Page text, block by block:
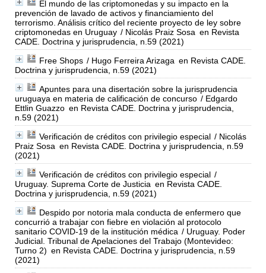
El mundo de las criptomonedas y su impacto en la
prevención de lavado de activos y financiamiento del
terrorismo. Análisis crítico del reciente proyecto de ley sobre
criptomonedas en Uruguay / Nicolás Praiz Sosa en Revista
CADE. Doctrina y jurisprudencia, n.59 (2021)
Free Shops / Hugo Ferreira Arizaga en Revista CADE.
Doctrina y jurisprudencia, n.59 (2021)
Apuntes para una disertación sobre la jurisprudencia
uruguaya en materia de calificación de concurso / Edgardo
Ettlin Guazzo en Revista CADE. Doctrina y jurisprudencia,
n.59 (2021)
Verificación de créditos con privilegio especial / Nicolás
Praiz Sosa en Revista CADE. Doctrina y jurisprudencia, n.59
(2021)
Verificación de créditos con privilegio especial /
Uruguay. Suprema Corte de Justicia en Revista CADE.
Doctrina y jurisprudencia, n.59 (2021)
Despido por notoria mala conducta de enfermero que
concurrió a trabajar con fiebre en violación al protocolo
sanitario COVID-19 de la institución médica / Uruguay. Poder
Judicial. Tribunal de Apelaciones del Trabajo (Montevideo:
Turno 2) en Revista CADE. Doctrina y jurisprudencia, n.59
(2021)